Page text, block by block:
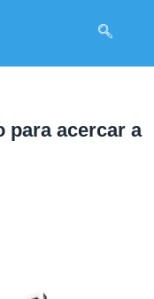
para acercar a